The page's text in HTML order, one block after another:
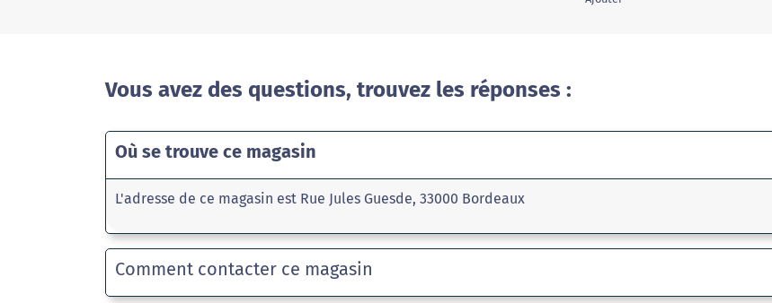
Vous avez des questions, trouvez les réponses :
Où se trouve ce magasin
L'adresse de ce magasin est Rue Jules Guesde, 33000 Bordeaux
Comment contacter ce magasin